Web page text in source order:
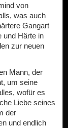
von
was auch
Gangart
und Härte in
zur neuen
Mann, der
um seine
wofür es
Liebe seines
der
und endlich